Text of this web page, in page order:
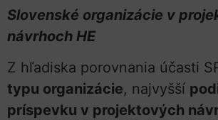
Slovenské organizácie v
návrhoch HE
Z hľadiska porovnania účasti
typu organizácie, najvyšší
príspevku v projektových